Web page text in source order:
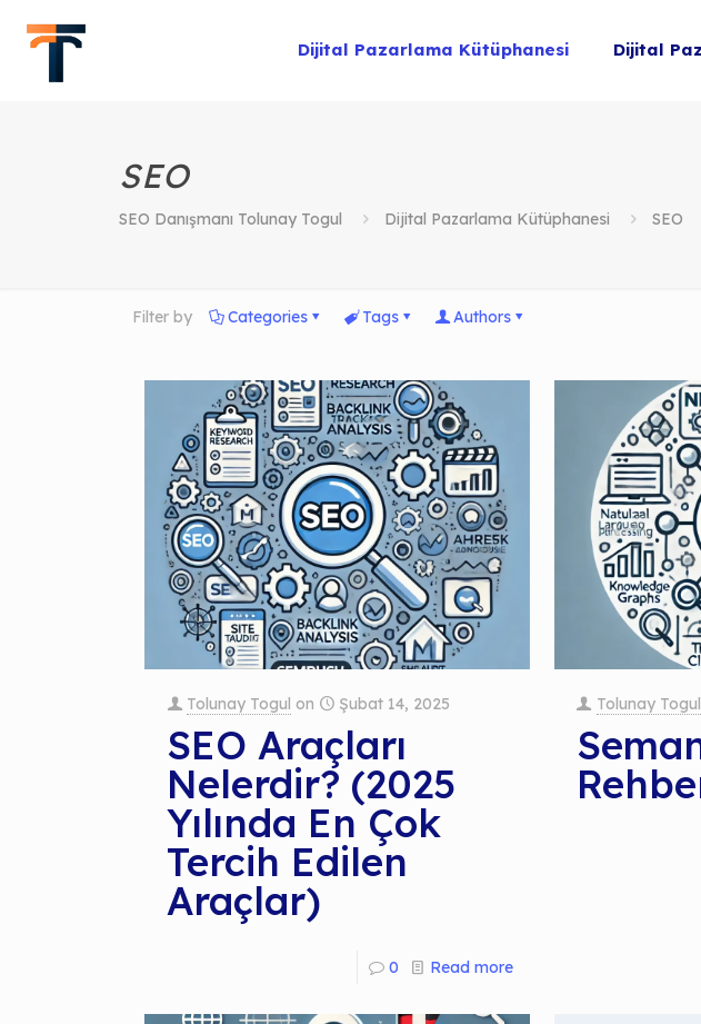
Dijital Pazarlama Kütüphanesi Dijital
SEO
SEO Danışmanı Tolunay Togul Dijital Pazarlama Kütüphanesi SEO
Filter by Categories Tags Authors
Tolunay Togul on Şubat 14, 2025
SEO Araçları
Nelerdir? (2025
Yılında En Çok
Tercih Edilen
Araçlar)
0 Read more
Tolunay Togul